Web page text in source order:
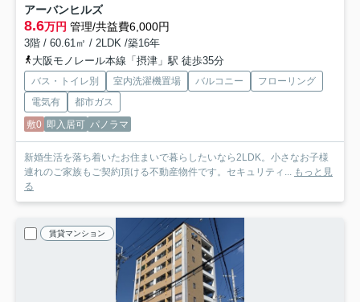
アーバンヒルズ
8.6万円 管理/共益費6,000円
3階 / 60.61㎡ / 2LDK /築16年
大阪モノレール本線「摂津」駅 徒歩35分
バス・トイレ別 室内洗濯機置場 バルコニー
フローリング
電気有
都市ガス
敷0 即入居可 パノラマ
新婚生活を落ち着いたお住まいで暮らしたいなら2LDK。小さなお子様
連れのご家族もご契約頂ける不動産物件です。セキュリティ... もっと見
る
賃貸マンション